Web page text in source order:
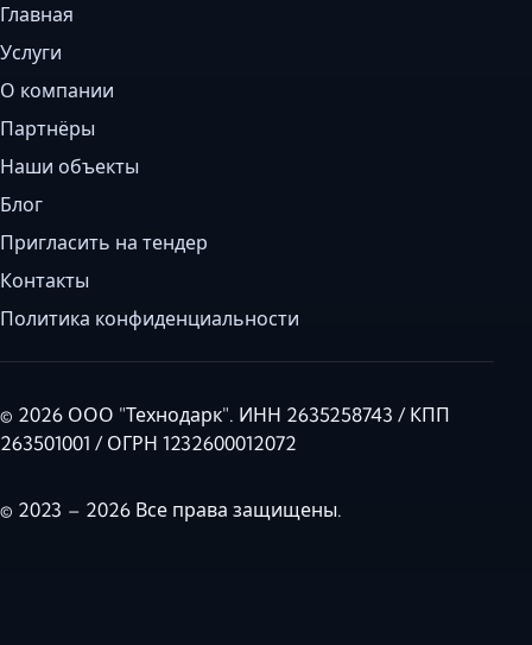
Главная
Услуги
О компании
Партнёры
Наши объекты
Блог
Пригласить на тендер
Контакты
Политика конфиденциальности
© 2026 ООО "Технодарк". ИНН 2635258743 / КПП
263501001 / ОГРН 1232600012072
© 2023 – 2026 Все права защищены.